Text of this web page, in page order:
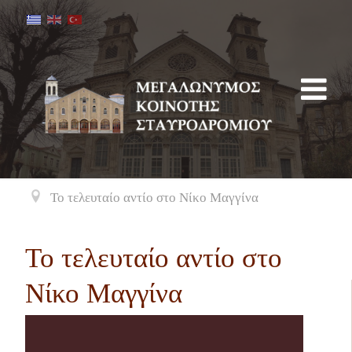
Το τελευταίο αντίο στο Νίκο Μαγγίνα
Το τελευταίο αντίο στο
Νίκο Μαγγίνα